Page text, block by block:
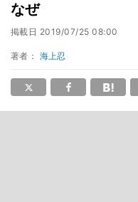
なぜ
掲載日 2019/07/25 08:00
著者： 海上忍